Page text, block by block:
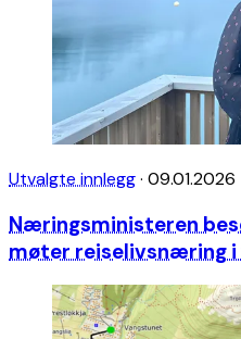
Utvalgte innlegg· 09.01.2026
Næringsministeren
møter reiselivsnæring i